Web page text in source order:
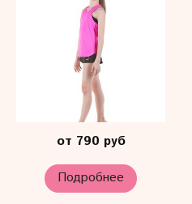
от 790 руб
Подробнее